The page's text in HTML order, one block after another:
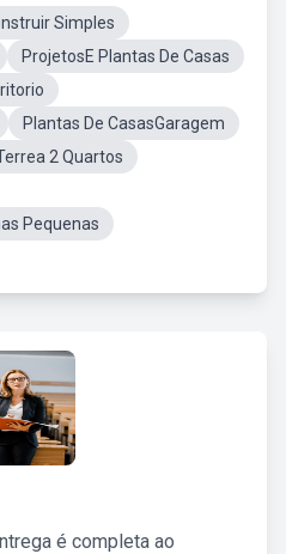
Simples
ProjetosE Plantas De Casas
Plantas De CasasGaragem
2 Quartos
Pequenas
é completa ao